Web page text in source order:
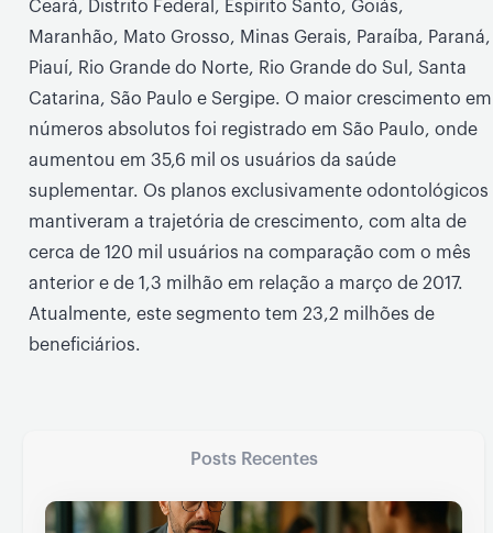
Ceará, Distrito Federal, Espírito Santo, Goiás,
Maranhão, Mato Grosso, Minas Gerais, Paraíba, Paraná,
Piauí, Rio Grande do Norte, Rio Grande do Sul, Santa
Catarina, São Paulo e Sergipe. O maior crescimento em
números absolutos foi registrado em São Paulo, onde
aumentou em 35,6 mil os usuários da saúde
suplementar. Os planos exclusivamente odontológicos
mantiveram a trajetória de crescimento, com alta de
cerca de 120 mil usuários na comparação com o mês
anterior e de 1,3 milhão em relação a março de 2017.
Atualmente, este segmento tem 23,2 milhões de
beneficiários.
Posts Recentes